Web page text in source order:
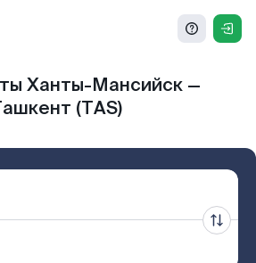
Ханты-Мансийск —
(TAS)